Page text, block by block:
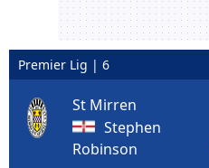
Premier Lig | 6
St Mirren
Stephen
Robinson